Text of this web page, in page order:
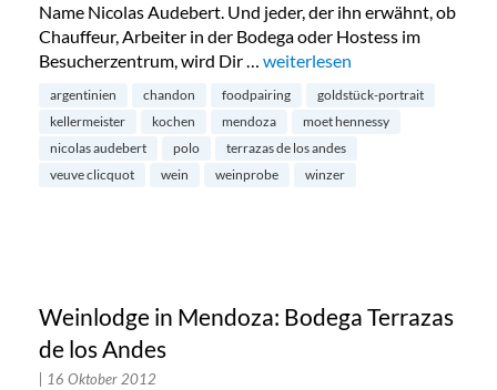
Name Nicolas Audebert. Und jeder, der ihn erwähnt, ob
Chauffeur, Arbeiter in der Bodega oder Hostess im
Besucherzentrum, wird Dir … „Nicolas Audebert,
weiterlesen
argentinien chandon foodpairing
goldstück-portrait
kellermeister
kochen mendoza
moet hennessy
nicolas audebert
polo
terrazas de los andes
veuve clicquot
wein weinprobe winzer
Weinlodge in Mendoza: Bodega Terrazas
de los Andes
| 16 Oktober 2012